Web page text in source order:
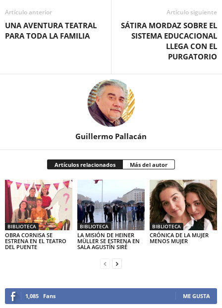
Artículo anterior
UNA AVENTURA TEATRAL
PARA TODA LA FAMILIA
Artículo siguiente
SÁTIRA MORDAZ SOBRE EL
SISTEMA EDUCACIONAL
LLEGA CON EL
PURGATORIO
Guillermo Pallacán
Artículos relacionados Más del autor
BIBLIOTECA
OBRA CORNISA SE
ESTRENA EN EL TEATRO
DEL PUENTE
BIBLIOTECA
LA MISIÓN DE HEINER
MÜLLER SE ESTRENA EN
SALA AGUSTÍN SIRÉ
BIBLIOTECA
CRÓNICA DE LA MUJER
MENOS MUJER
1,085 Fans ME GUSTA